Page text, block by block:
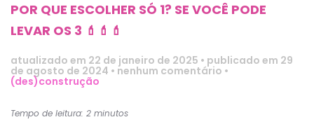
POR QUE ESCOLHER SÓ 1? SE VOCÊ PODE
LEVAR OS 3 💄💄💄
atualizado em 22 de janeiro de 2025 • publicado em 29
de agosto de 2024 • nenhum comentário •
(des)construção
Tempo de leitura: 2 minutos